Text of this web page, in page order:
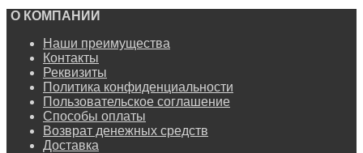
О КОМПАНИИ
Наши преимущества
Контакты
Реквизиты
Политика конфиденциальности
Пользовательское соглашение
Способы оплаты
Возврат денежных средств
Доставка